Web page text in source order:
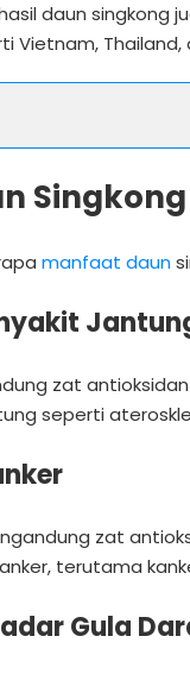
daun singkong
Vietnam, Thailand,
Singkong
manfaat daun
zat
seperti
zat
terutama
Gula